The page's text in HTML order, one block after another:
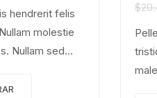
hendrerit felis
molestie
Nullam sed
ullamcorper
$